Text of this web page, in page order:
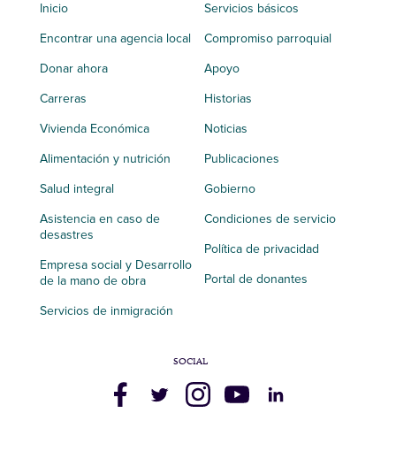
Inicio
Encontrar una agencia local
Donar ahora
Carreras
Vivienda Económica
Alimentación y nutrición
Salud integral
Asistencia en caso de
desastres
Empresa social y Desarrollo
de la mano de obra
Servicios de inmigración
Servicios básicos
Compromiso parroquial
Apoyo
Historias
Noticias
Publicaciones
Gobierno
Condiciones de servicio
Política de privacidad
Portal de donantes
SOCIAL